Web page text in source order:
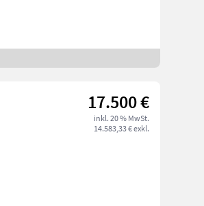
17.500 €
inkl. 20 % MwSt.
14.583,33 € exkl.